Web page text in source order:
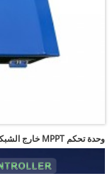
وحدة تحكم MPPT خارج الشبكة